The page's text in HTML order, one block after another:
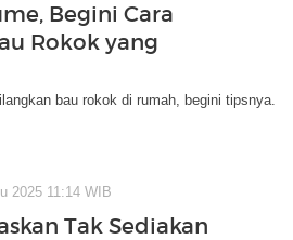
Begini Cara
Rokok yang
bau rokok di rumah, begini tipsnya.
2025 11:14 WIB
Tak Sediakan